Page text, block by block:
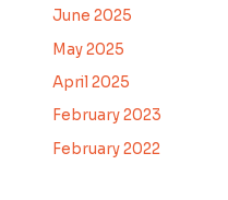
June 2025
May 2025
April 2025
February 2023
February 2022